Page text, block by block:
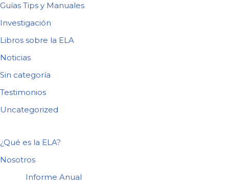
Guías Tips y Manuales
Investigación
Libros sobre la ELA
Noticias
Sin categoría
Testimonios
Uncategorized
¿Qué es la ELA?
Nosotros
Informe Anual